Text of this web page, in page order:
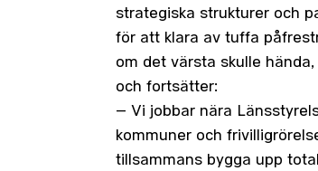
strategiska strukturer och
för att klara av tuffa
om det värsta skulle
och fortsätter:
– Vi jobbar nära
kommuner och
tillsammans bygga upp